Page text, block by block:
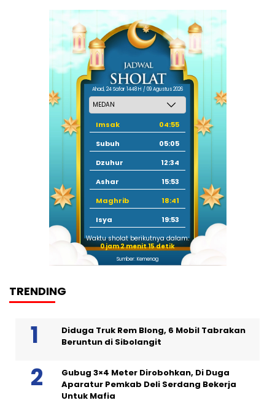
Ahad, 24 Safar 1448 H / 09 Agustus 2026
Imsak
04:55
Subuh
05:05
Dzuhur
12:34
Ashar
15:53
Maghrib
18:41
Isya
19:53
Waktu sholat berikutnya dalam:
0 jam 2 menit 14 detik
Sumber: Kemenag
TRENDING
Diduga Truk Rem Blong, 6 Mobil Tabrakan
Beruntun di Sibolangit
Gubug 3×4 Meter Dirobohkan, Di Duga
Aparatur Pemkab Deli Serdang Bekerja
Untuk Mafia